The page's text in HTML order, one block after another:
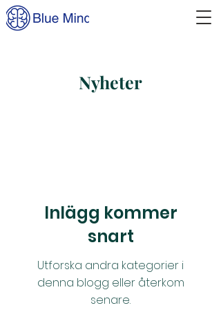
Nyheter
Inlägg kommer
snart
Utforska andra kategorier i
denna blogg eller återkom
senare.